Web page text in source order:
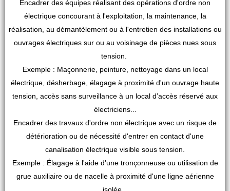
Encadrer des équipes réalisant des opérations d'ordre non
électrique concourant à l'exploitation, la maintenance, la
réalisation, au démantèlement ou à l'entretien des installations ou
ouvrages électriques sur ou au voisinage de pièces nues sous
tension.
Exemple : Maçonnerie, peinture, nettoyage dans un local
électrique, désherbage, élagage à proximité d'un ouvrage haute
tension, accès sans surveillance à un local d’accès réservé aux
électriciens...
Encadrer des travaux d'ordre non électrique avec un risque de
détérioration ou de nécessité d'entrer en contact d'une
canalisation électrique visible sous tension.
Exemple : Élagage à l'aide d'une tronçonneuse ou utilisation de
grue auxiliaire ou de nacelle à proximité d'une ligne aérienne